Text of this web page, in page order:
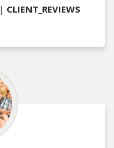
| CLIENT_REVIEWS